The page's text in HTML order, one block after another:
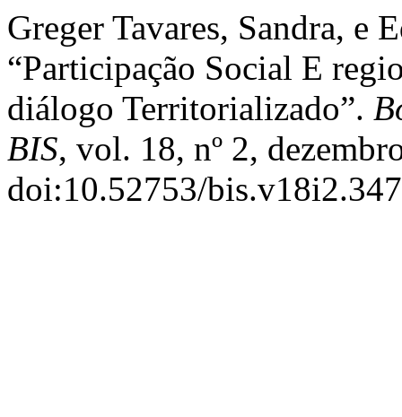
Greger Tavares, Sandra, e
“Participação Social E
diálogo Territorializado”.
BIS, vol. 18, nº 2,
doi:10.52753/